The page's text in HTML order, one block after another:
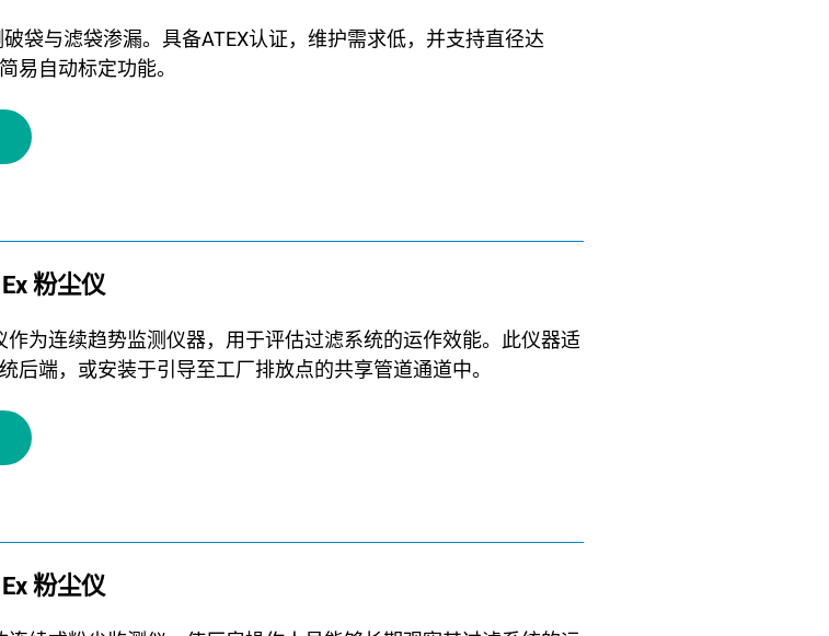
袋与滤袋渗漏。具备ATEX认证，维护需求低，并支持直径达
易自动标定功能。
粉尘仪
作为连续趋势监测仪器，用于评估过滤系统的运作效能。此仪器适
后端，或安装于引导至工厂排放点的共享管道通道中。
粉尘仪